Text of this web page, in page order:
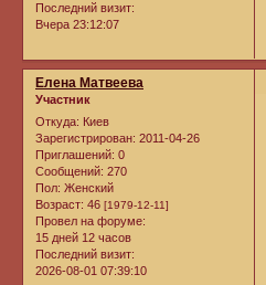
Последний визит:
Вчера 23:12:07
Елена Матвеева
Участник
Откуда: Киев
Зарегистрирован: 2011-04-26
Приглашений: 0
Сообщений: 270
Пол: Женский
Возраст: 46 [1979-12-11]
Провел на форуме:
15 дней 12 часов
Последний визит:
2026-08-01 07:39:10